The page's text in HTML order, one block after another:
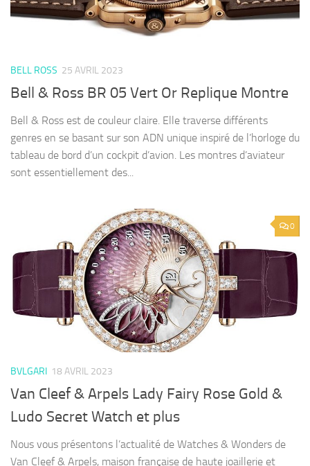
BELL ROSS 25 AVRIL 2023
Bell & Ross BR 05 Vert Or Replique Montre
Bell & Ross est de couleur claire. Elle traverse différents
genres en se basant sur son ADN unique inspiré de l’horloge du
tableau de bord d’un cockpit d’avion. Les montres d’aviateur
sont essentiellement des...
0
BVLGARI 18 AVRIL 2023
Van Cleef & Arpels Lady Fairy Rose Gold &
Ludo Secret Watch et plus
Nous vous présentons l’actualité de Watches & Wonders de
Van Cleef & Arpels, maison française de haute joaillerie et